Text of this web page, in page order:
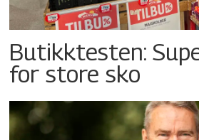
Butikktesten:
for store sko